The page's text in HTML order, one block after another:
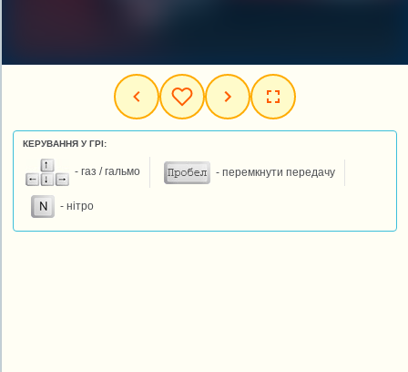
КЕРУВАННЯ У ГРІ:
- газ / гальмо - перемкнути передачу
- нітро